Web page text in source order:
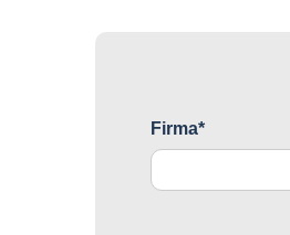
Firma*